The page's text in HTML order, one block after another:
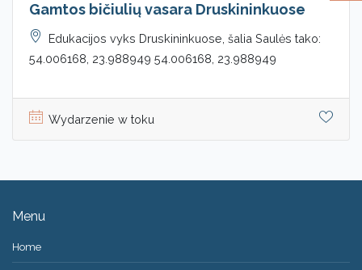
Gamtos bičiulių vasara Druskininkuose
Edukacijos vyks Druskininkuose, šalia Saulės tako:
54.006168, 23.988949 54.006168, 23.988949
Wydarzenie w toku
Menu
Home